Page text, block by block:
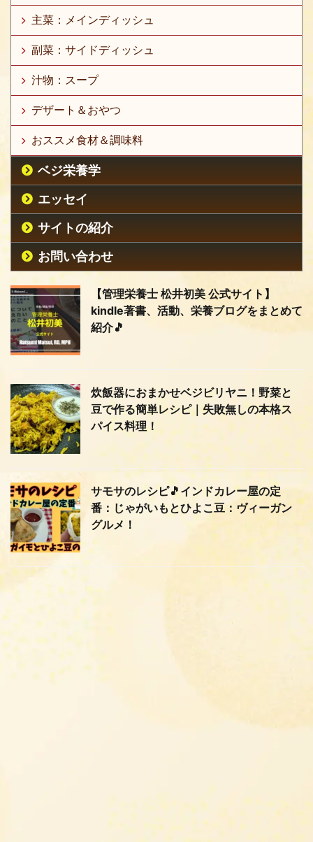
主菜：メインディッシュ
副菜：サイドディッシュ
汁物：スープ
デザート＆おやつ
おススメ食材＆調味料
ベジ栄養学
エッセイ
サイトの紹介
お問い合わせ
【管理栄養士 松井初美 公式サイト】
kindle著書、活動、栄養ブログをまとめて
紹介🎵
炊飯器におまかせベジビリヤニ！野菜と
豆で作る簡単レシピ｜失敗無しの本格ス
パイス料理！
サモサのレシピ🎵インドカレー屋の定
番：じゃがいもとひよこ豆：ヴィーガン
グルメ！